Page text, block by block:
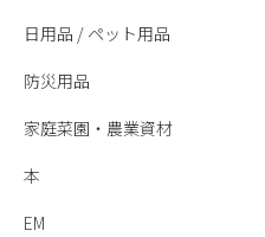
日用品 / ペット用品
防災用品
家庭菜園・農業資材
本
EM